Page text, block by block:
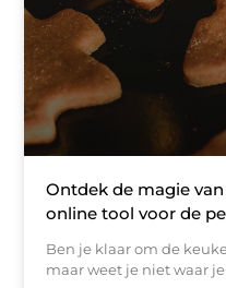
Ontdek de magie
online tool voor de
Ben je klaar om de
maar weet je niet waar